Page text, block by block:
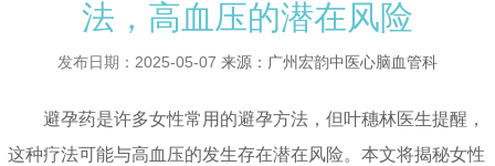
法，高血压的潜在风险
发布日期：2025-05-07 来源：广州宏韵中医心脑血管科
避孕药是许多女性常用的避孕方法，但叶穗林医生提醒，
这种疗法可能与高血压的发生存在潜在风险。本文将揭秘女性